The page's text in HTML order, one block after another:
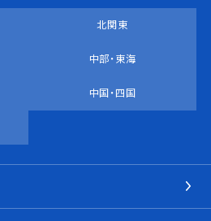
北関東
中部・東海
中国・四国